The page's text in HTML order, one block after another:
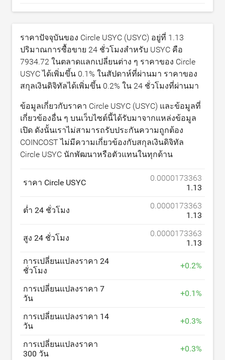
ราคาปัจจุบันของ Circle USYC (USYC) อยู่ที่ 1.13
ปริมาณการซื้อขาย 24 ชั่วโมงสำหรับ USYC คือ
7934.72 ในตลาดแลกเปลี่ยนต่าง ๆ ราคาของ Circle
USYC ได้เพิ่มขึ้น 0.1% ในสัปดาห์ที่ผ่านมา ราคาของ
สกุลเงินดิจิทัลได้เพิ่มขึ้น 0.2% ใน 24 ชั่วโมงที่ผ่านมา
ข้อมูลเกี่ยวกับราคา Circle USYC (USYC) และข้อมูลที่
เกี่ยวข้องอื่น ๆ บนเว็บไซต์นี้ได้รับมาจากแหล่งข้อมูล
เปิด ดังนั้นเราไม่สามารถรับประกันความถูกต้อง
COINCOST ไม่มีความเกี่ยวข้องกับสกุลเงินดิจิทัล
Circle USYC นักพัฒนาหรือตัวแทนในทุกด้าน
ราคา Circle USYC
0.0000173363
1.13
ต่ำ 24 ชั่วโมง
0.0000173363
1.13
สูง 24 ชั่วโมง
0.0000173363
1.13
การเปลี่ยนแปลงราคา 24
ชั่วโมง
+0.2%
การเปลี่ยนแปลงราคา 7
วัน
+0.1%
การเปลี่ยนแปลงราคา 14
วัน
+0.3%
การเปลี่ยนแปลงราคา
300 วัน
+0.3%